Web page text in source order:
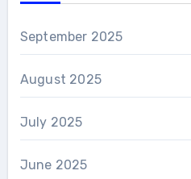
September 2025
August 2025
July 2025
June 2025